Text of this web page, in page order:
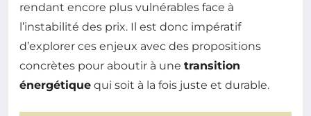
rendant encore plus vulnérables face à
l’instabilité des prix. Il est donc impératif
d’explorer ces enjeux avec des propositions
concrètes pour aboutir à une transition
énergétique qui soit à la fois juste et durable.